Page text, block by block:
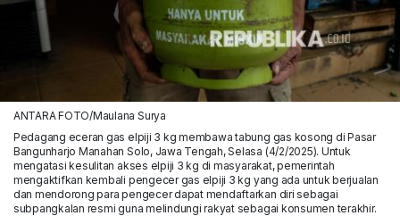
ANTARA FOTO/Maulana Surya
Pedagang eceran gas elpiji 3 kg membawa tabung gas kosong di Pasar
Bangunharjo Manahan Solo, Jawa Tengah, Selasa (4/2/2025). Untuk
mengatasi kesulitan akses elpiji 3 kg di masyarakat, pemerintah
mengaktifkan kembali pengecer gas elpiji 3 kg yang ada untuk berjualan
dan mendorong para pengecer dapat mendaftarkan diri sebagai
subpangkalan resmi guna melindungi rakyat sebagai konsumen terakhir.